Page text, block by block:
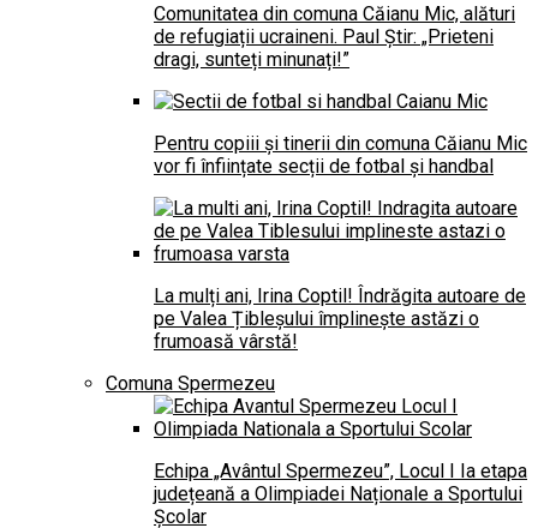
Comunitatea din comuna Căianu Mic, alături
de refugiații ucraineni. Paul Știr: „Prieteni
dragi, sunteți minunați!”
Pentru copiii și tinerii din comuna Căianu Mic
vor fi înființate secții de fotbal și handbal
La mulți ani, Irina Coptil! Îndrăgita autoare de
pe Valea Țibleșului împlinește astăzi o
frumoasă vârstă!
Comuna Spermezeu
Echipa „Avântul Spermezeu”, Locul I Ia etapa
județeană a Olimpiadei Naționale a Sportului
Școlar